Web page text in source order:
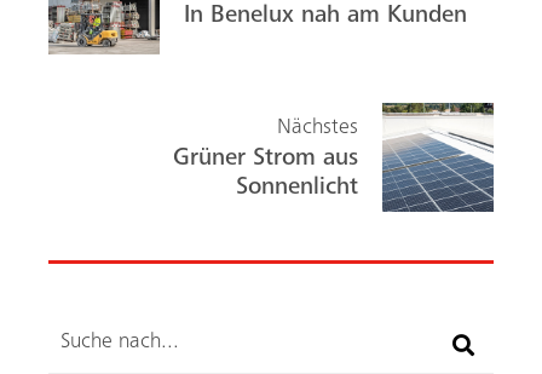
ok
In Benelux nah am Kunden
Nächstes
Grüner Strom aus
Sonnenlicht
Suche